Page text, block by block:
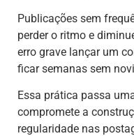
Publicações sem
perder o ritmo e
erro grave lançar um
ficar semanas sem
Essa prática passa
compromete a
regularidade nas